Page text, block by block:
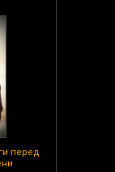
перед